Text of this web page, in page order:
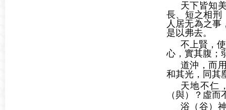
天下皆知
長、短之相刑
人居无為之事
是以弗去。
不上賢，
心，實其腹；
道沖，而
和其光，同其
天地不仁
（與）？虛
浴（谷）